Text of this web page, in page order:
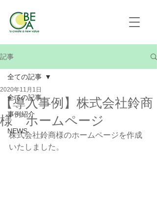
記事
全ての記事
事例紹介
NEWS
全ての記事
【導入事例】株式会社鈴商
様 ホームページ
2020年11月1日
株式会社鈴商様のホームページを作成
いたしました。